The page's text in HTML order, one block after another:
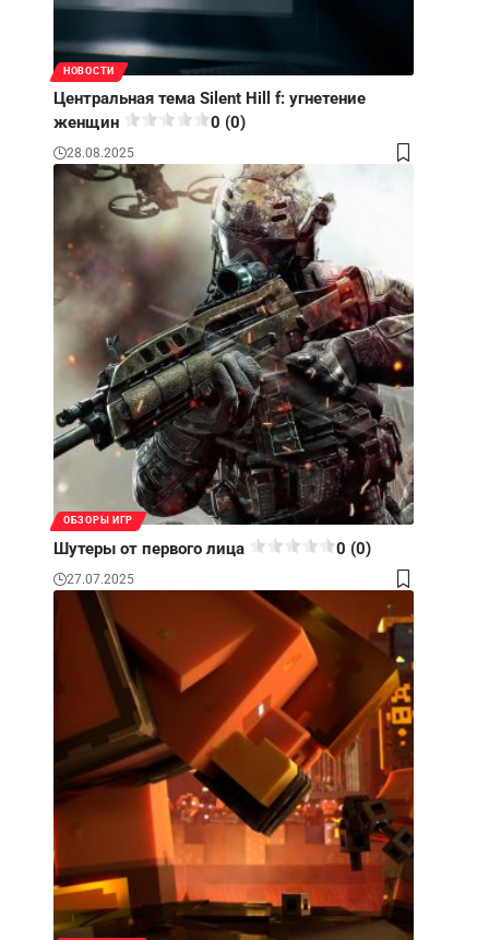
НОВОСТИ
Центральная тема Silent Hill f: угнетение
женщин
0 (0)
28.08.2025
ОБЗОРЫ ИГР
Шутеры от первого лица 0 (0)
27.07.2025